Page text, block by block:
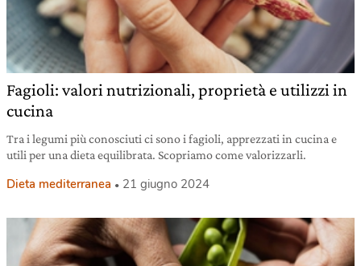
Fagioli: valori nutrizionali, proprietà e utilizzi in
cucina
Tra i legumi più conosciuti ci sono i fagioli, apprezzati in cucina e
utili per una dieta equilibrata. Scopriamo come valorizzarli.
Dieta mediterranea 21 giugno 2024